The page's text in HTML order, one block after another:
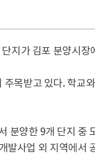
지가 김포 분양시
목받고 있다. 학교
분양한 9개 단지 중
발사업 외 지역에서